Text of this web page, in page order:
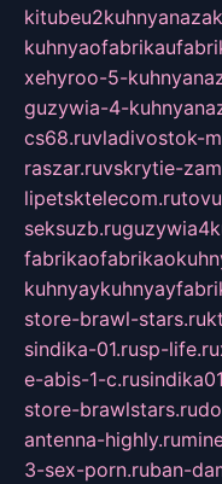
xehyroo-5-
guzywia-4-
cs68.ruvladivostok-
raszar.ruvskrytie-
lipetsktelecom.ru
seksuzb.ru
store-brawl-stars.ru
sindika-01.rusp-life.ru
e-abis-1-c.ru
store-brawlstars.ru
antenna-highly.ru
3-sex-porn.ruban-